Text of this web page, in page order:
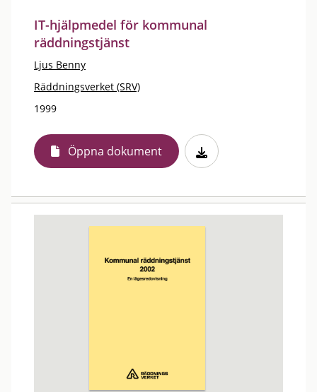
IT-hjälpmedel för kommunal
räddningstjänst
Ljus Benny
Räddningsverket (SRV)
1999
Öppna dokument